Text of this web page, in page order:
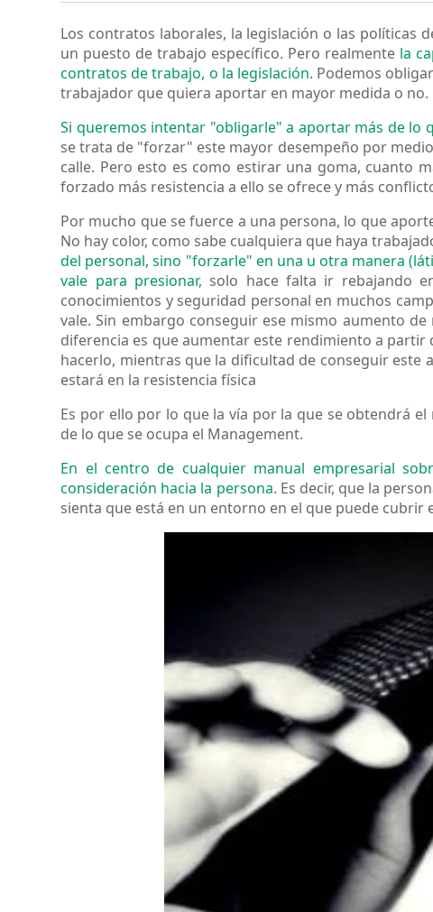
Los contratos laborales, la legislación o las políticas
un puesto de trabajo específico. Pero realmente la
contratos de trabajo, o la legislación. Podemos
trabajador que quiera aportar en mayor medida o no.
Si queremos intentar "obligarle" a aportar más de lo
se trata de "forzar" este mayor desempeño por
calle. Pero esto es como estirar una goma, cuanto
forzado más resistencia a ello se ofrece y más
Por mucho que se fuerce a una persona, lo que
No hay color, como sabe cualquiera que haya
del personal, sino "forzarle" en una u otra manera
vale para presionar, solo hace falta ir rebajando
conocimientos y seguridad personal en muchos
vale. Sin embargo conseguir ese mismo aumento
diferencia es que aumentar este rendimiento a
hacerlo, mientras que la dificultad de conseguir este
estará en la resistencia física
Es por ello por lo que la vía por la que se obtendrá
de lo que se ocupa el Management.
En el centro de cualquier manual empresarial
consideración hacia la persona. Es decir, que la
sienta que está en un entorno en el que puede cubrir